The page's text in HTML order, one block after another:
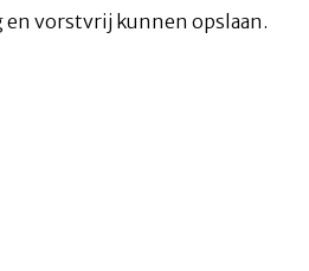
vorstvrij kunnen opslaan.